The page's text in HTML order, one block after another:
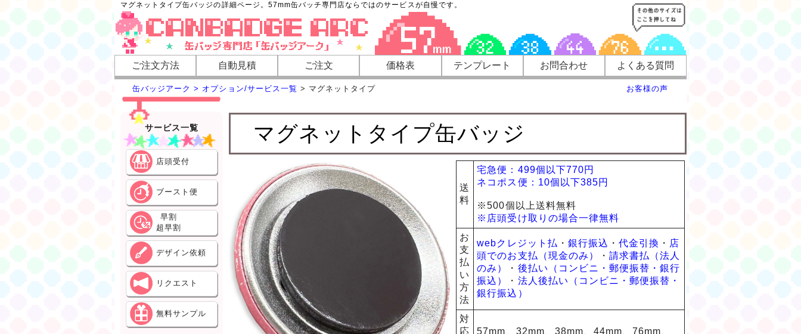
マグネットタイプ缶バッジの詳細ページ。57mm缶バッチ専門店ならではのサービスが自慢です。
ご注文方法 自動見積 ご注文 価格表 テンプレート お問合わせ よくある質問
缶バッジアーク > オプション/サービス一覧 > マグネットタイプ お客様の声
マグネットタイプ缶バッジ
送
料
宅急便：499個以下770円
ネコポス便：10個以下385円
※500個以上送料無料
※店頭受け取りの場合一律無料
お
支
払
い
方
法
webクレジット払 ・ 銀行振込 ・ 代金引換 ・ 店
頭でのお支払（現金のみ）
・ 請求書払（法人
のみ）
・ 後払い（コンビニ・郵便振替・銀行
振込）
・ 法人後払い（コンビニ・郵便振替・
銀行振込）
対
応
57mm、32mm、38mm、44mm、76mm、
サービス一覧
店頭受付
ブースト便
早割
超早割
デザイン依頼
リクエスト
無料サンプル